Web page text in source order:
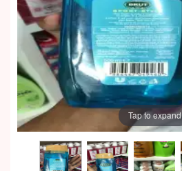
Tap to expand